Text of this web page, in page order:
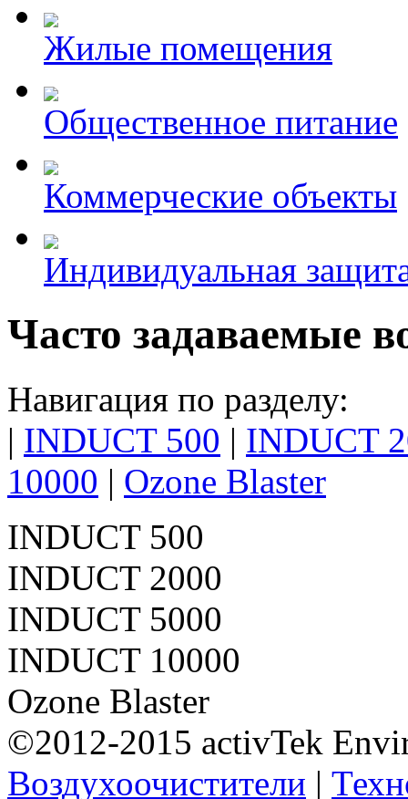
Жилые помещения
Общественное питание
Коммерческие объекты
Индивидуальная
Часто задаваемые
Навигация по разделу:
| INDUCT 500 | INDUCT
10000 | Ozone Blaster
INDUCT 500
INDUCT 2000
INDUCT 5000
INDUCT 10000
Ozone Blaster
©2012-2015 activTek
Воздухоочистители |